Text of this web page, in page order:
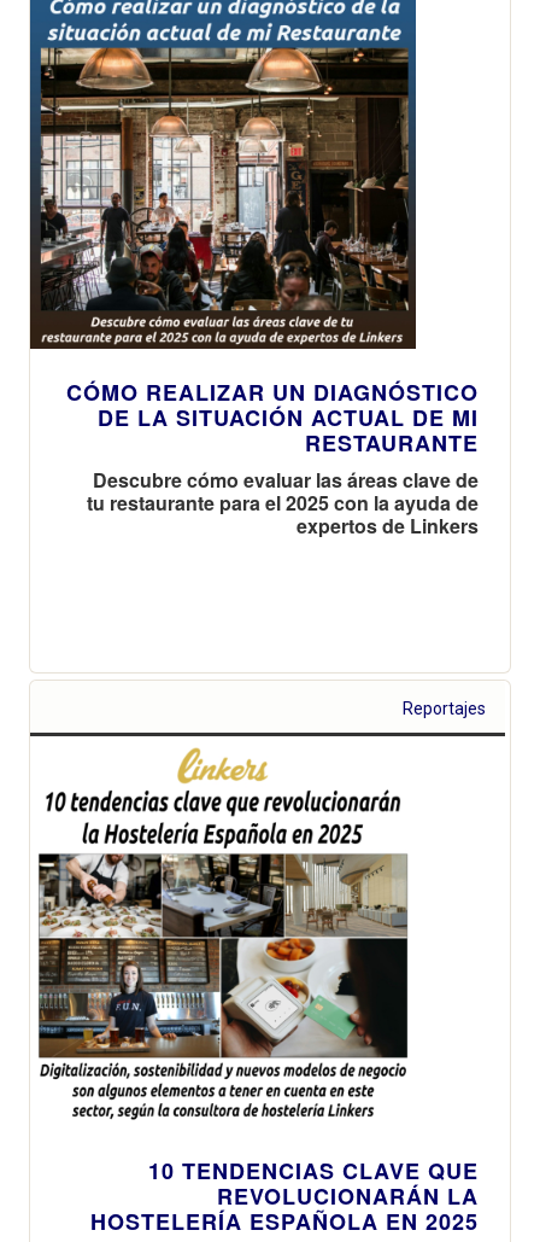
CÓMO REALIZAR UN DIAGNÓSTICO
DE LA SITUACIÓN ACTUAL DE MI
RESTAURANTE
Descubre cómo evaluar las áreas clave de
tu restaurante para el 2025 con la ayuda de
expertos de Linkers
Reportajes
10 TENDENCIAS CLAVE QUE
REVOLUCIONARÁN LA
HOSTELERÍA ESPAÑOLA EN 2025